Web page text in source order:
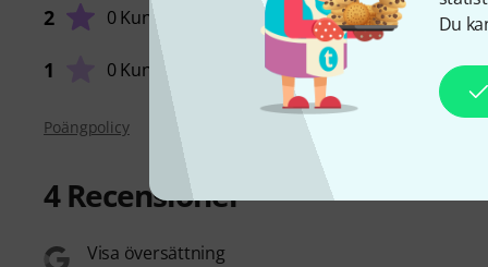
Du
2 0 Kunder
1 0 Kunder
Poängpolicy
4Recensioner
Visa översättning